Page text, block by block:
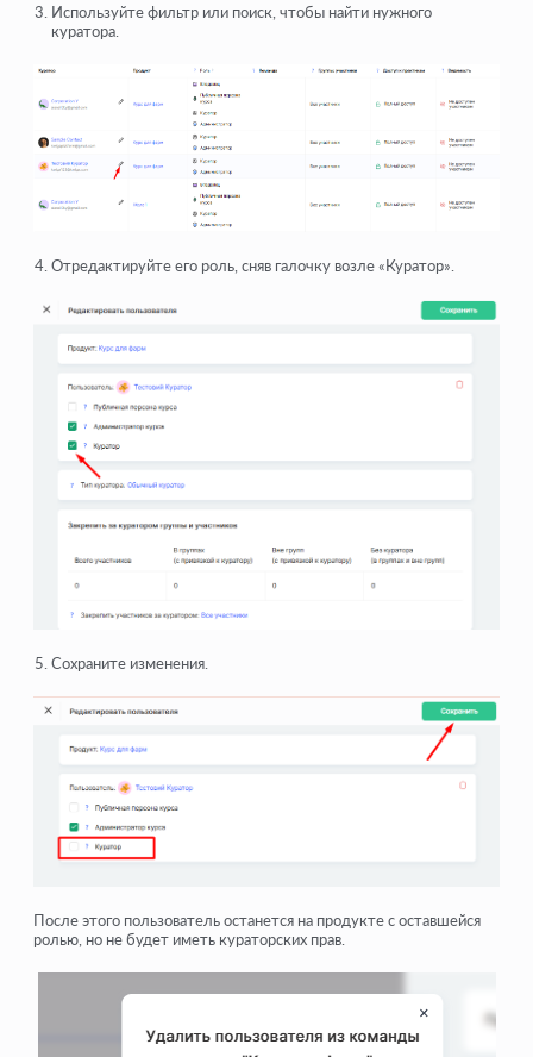
Используйте фильтр или поиск, чтобы найти нужного
куратора.
Отредактируйте его роль, сняв галочку возле «Куратор».
Сохраните изменения.
После этого пользователь останется на продукте с оставшейся
ролью, но не будет иметь кураторских прав.